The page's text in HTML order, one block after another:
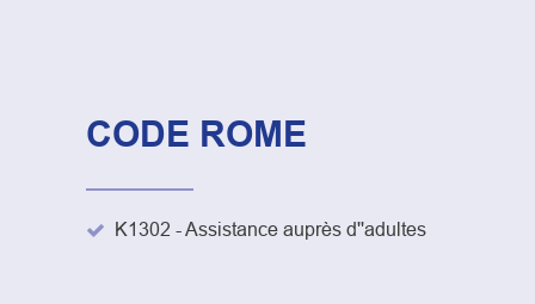
CODE ROME
K1302 - Assistance auprès d''adultes